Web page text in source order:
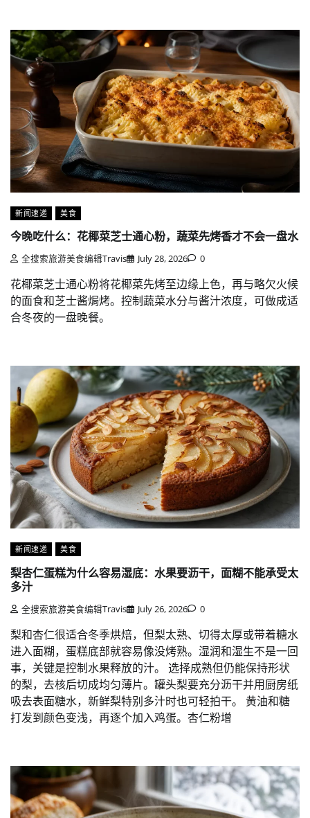
新闻速递 美食
今晚吃什么：花椰菜芝士通心粉，蔬菜先烤香才不会一盘水
全搜索旅游美食编辑Travis July 28, 2026 0
花椰菜芝士通心粉将花椰菜先烤至边缘上色，再与略欠火候
的面食和芝士酱焗烤。控制蔬菜水分与酱汁浓度，可做成适
合冬夜的一盘晚餐。
新闻速递 美食
梨杏仁蛋糕为什么容易湿底：水果要沥干，面糊不能承受太
多汁
全搜索旅游美食编辑Travis July 26, 2026 0
梨和杏仁很适合冬季烘焙，但梨太熟、切得太厚或带着糖水
进入面糊，蛋糕底部就容易像没烤熟。湿润和湿生不是一回
事，关键是控制水果释放的汁。 选择成熟但仍能保持形状
的梨，去核后切成均匀薄片。罐头梨要充分沥干并用厨房纸
吸去表面糖水，新鲜梨特别多汁时也可轻拍干。 黄油和糖
打发到颜色变浅，再逐个加入鸡蛋。杏仁粉增